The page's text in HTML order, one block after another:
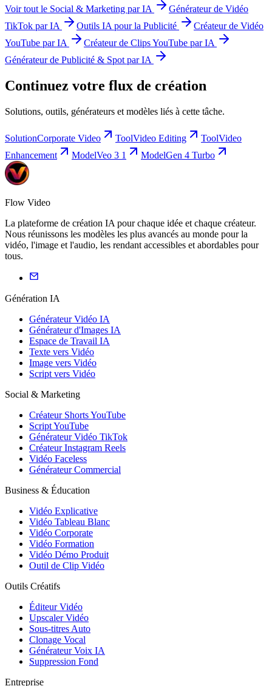
Voir tout le Social & Marketing par IA
Générateur de Vidéo
TikTok par IA
Outils IA pour la Publicité
Créateur de Vidéo
YouTube par IA
Créateur de Clips YouTube par IA
Générateur de Publicité & Spot par IA
Continuez votre flux de création
Solutions, outils, générateurs et modèles liés à cette tâche.
SolutionCorporate Video ToolVideo Editing ToolVideo
Enhancement
ModelVeo 3 1 ModelGen 4 Turbo
Flow Video
La plateforme de création IA pour chaque idée et chaque créateur.
Nous réunissons les modèles les plus avancés au monde pour la
vidéo, l'image et l'audio, les rendant accessibles et abordables pour
tous.
Génération IA
Générateur Vidéo IA
Générateur d'Images IA
Espace de Travail IA
Texte vers Vidéo
Image vers Vidéo
Script vers Vidéo
Social & Marketing
Créateur Shorts YouTube
Script YouTube
Générateur Vidéo TikTok
Créateur Instagram Reels
Vidéo Faceless
Générateur Commercial
Business & Éducation
Vidéo Explicative
Vidéo Tableau Blanc
Vidéo Corporate
Vidéo Formation
Vidéo Démo Produit
Outil de Clip Vidéo
Outils Créatifs
Éditeur Vidéo
Upscaler Vidéo
Sous-titres Auto
Clonage Vocal
Générateur Voix IA
Suppression Fond
Entreprise